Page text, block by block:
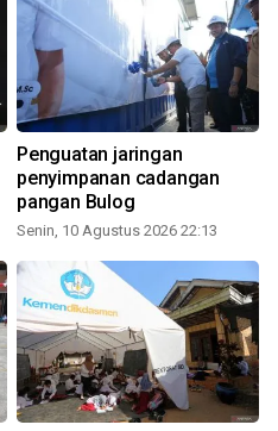
Penguatan jaringan
penyimpanan cadangan
pangan Bulog
Senin, 10 Agustus 2026 22:13